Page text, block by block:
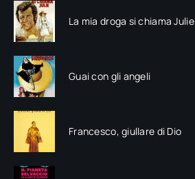
La mia droga si chiama Julie
Guai con gli angeli
Francesco, giullare di Dio